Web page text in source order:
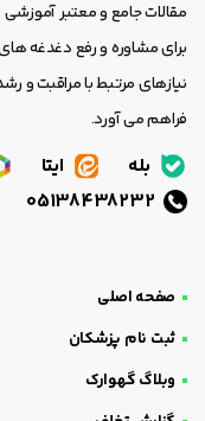
مقالات جامع و معتبر
برای مشاوره و رفع دغدغه
نیازهای مرتبط با مراقبت و
فراهم می آورد.
بله ایتا
صفحه اصلی
ثبت نام پزشکان
وبلاگ گهوارک